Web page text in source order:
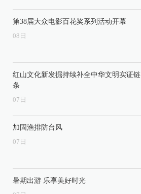
第38届大众电影百花奖系列活动开幕
08 日
红山文化新发掘持续补全中华文明实证链
条
07 日
加固渔排防台风
07 日
暑期出游 乐享美好时光